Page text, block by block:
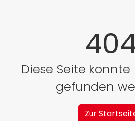
Diese Seite
gefunden
Zur